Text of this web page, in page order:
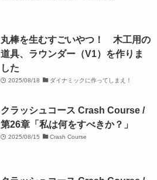
丸棒を生むすごいやつ！ 木工用の
道具、ラウンダー（V1）を作りま
した
2025/08/18 ダイナミックに作ってしまえ！
クラッシュコース Crash Course /
第26章「私は何をすべきか？」
2025/08/15 Crash Course